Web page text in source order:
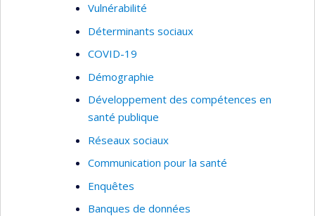
Vulnérabilité
Déterminants sociaux
COVID-19
Démographie
Développement des compétences en
santé publique
Réseaux sociaux
Communication pour la santé
Enquêtes
Banques de données